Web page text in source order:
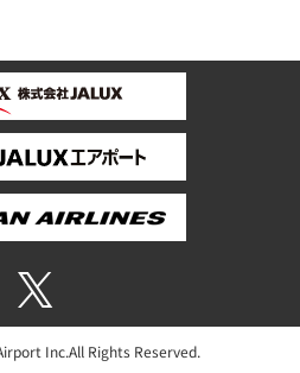
Inc.All Rights Reserved.